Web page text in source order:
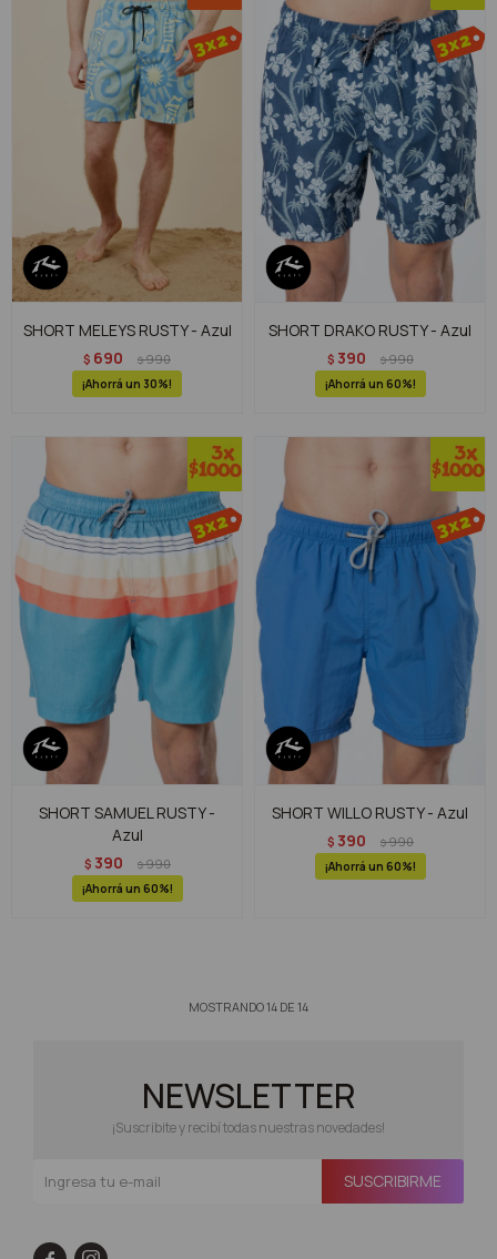
SHORT MELEYS RUSTY - Azul
$ 690 $990
30
SHORT DRAKO RUSTY - Azul
$ 390 $990
60
SHORT SAMUEL RUSTY -
Azul
$ 390 $990
60
SHORT WILLO RUSTY - Azul
$ 390 $990
60
MOSTRANDO14 DE 14
NEWSLETTER
¡Suscribite y recibí todas nuestras novedades!
SUSCRIBIRME